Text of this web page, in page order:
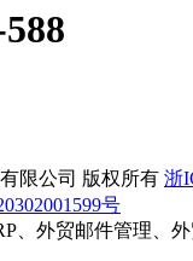
限公司 版权所有 浙
号
、外贸邮件管理、